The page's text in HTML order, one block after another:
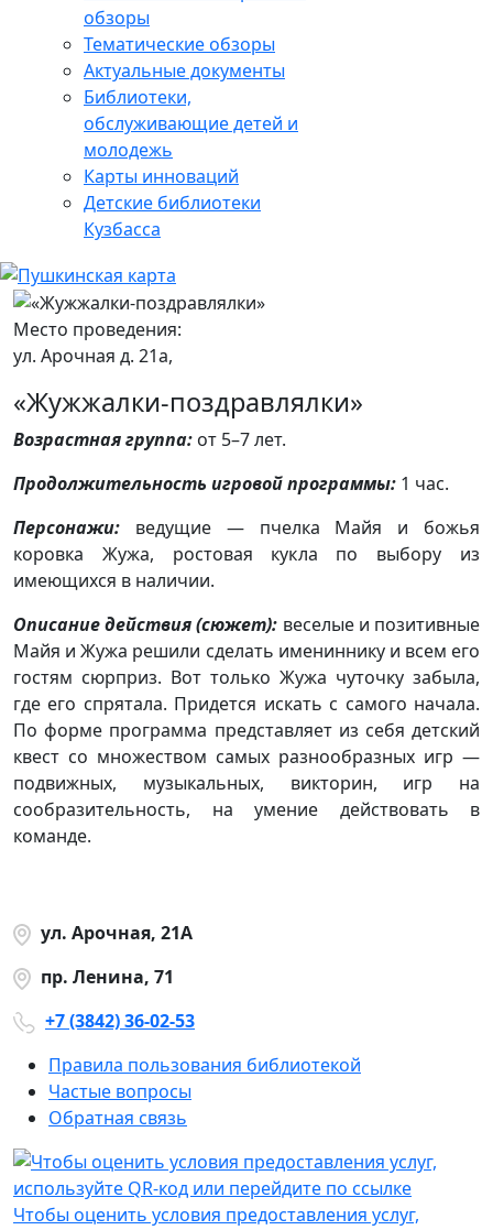
обзоры
Тематические обзоры
Актуальные документы
Библиотеки,
обслуживающие детей и
молодежь
Карты инноваций
Детские библиотеки
Кузбасса
Место проведения:
ул. Арочная д. 21а,
«Жужжалки-поздравлялки»
Возрастная группа: от 5–7 лет.
Продолжительность игровой программы: 1 час.
Персонажи: ведущие — пчелка Майя и божья
коровка Жужа, ростовая кукла по выбору из
имеющихся в наличии.
Описание действия (сюжет): веселые и позитивные
Майя и Жужа решили сделать имениннику и всем его
гостям сюрприз. Вот только Жужа чуточку забыла,
где его спрятала. Придется искать с самого начала.
По форме программа представляет из себя детский
квест со множеством самых разнообразных игр —
подвижных, музыкальных, викторин, игр на
сообразительность, на умение действовать в
команде.
ул. Арочная, 21А
пр. Ленина, 71
+7 (3842) 36-02-53
Правила пользования библиотекой
Частые вопросы
Обратная связь
Чтобы оценить условия предоставления услуг,